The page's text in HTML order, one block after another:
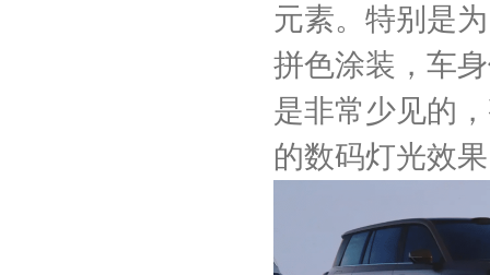
元素。特别是
拼色涂装，车
是非常少见的
的数码灯光效